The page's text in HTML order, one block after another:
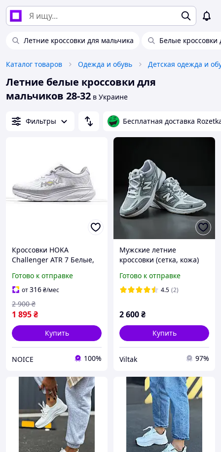
Летние кроссовки для мальчика Белые кроссовки
Каталог товаров Одежда и обувь Детская одежда и
Летние белые кроссовки для
мальчиков 28-32 в Украине
Фильтры Бесплатная доставка
Кроссовки HOKA
Challenger ATR 7 Белые,
кроссовки Хока для
спорта кросы
Готово к отправке
от316₴/мес
1 895₴
2 900 ₴
Купить
NOICE 100%
Мужские летние
кроссовки (сетка, кожа)
дышащие на лето для
мужчин, размеры 40-45
Готово к отправке
4.5 (2)
2 600₴
Купить
Viltak 97%